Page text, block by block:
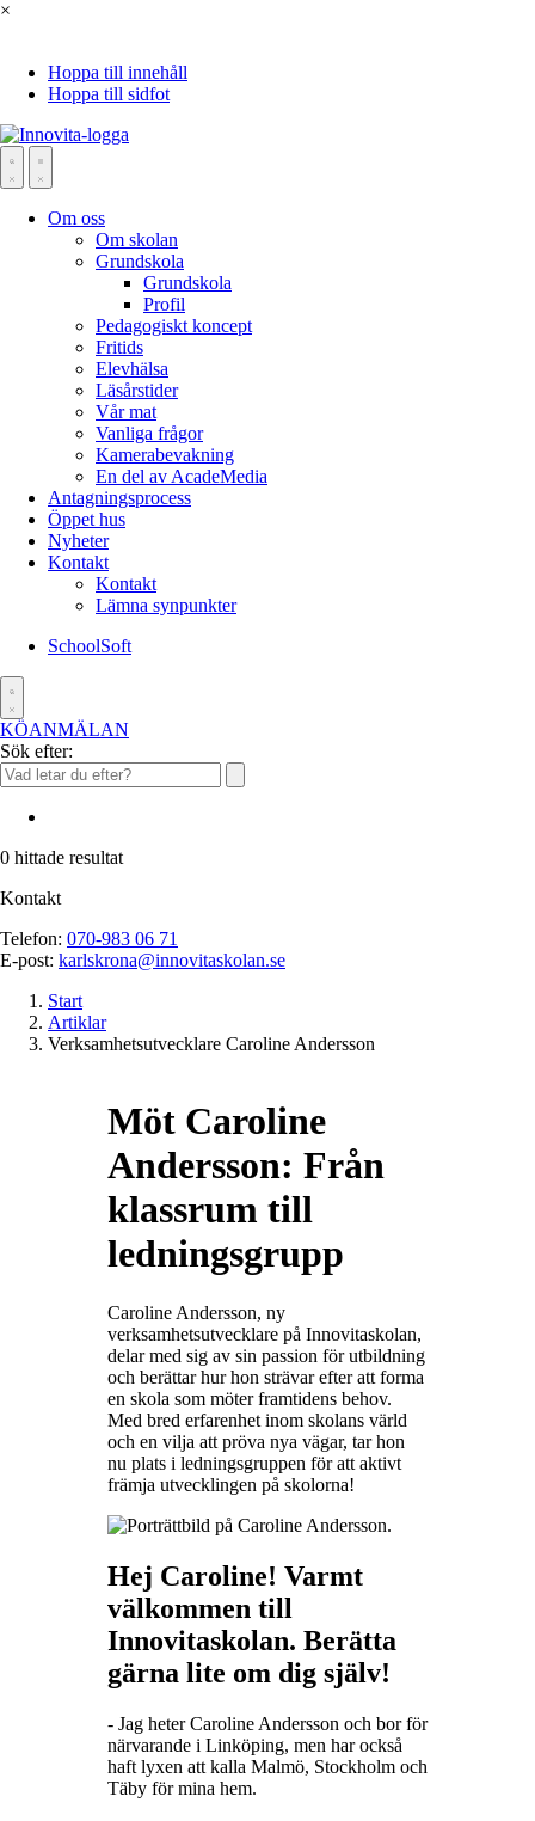
×
Hoppa till innehåll
Hoppa till sidfot
Om oss
Om skolan
Grundskola
Grundskola
Profil
Pedagogiskt koncept
Fritids
Elevhälsa
Läsårstider
Vår mat
Vanliga frågor
Kamerabevakning
En del av AcadeMedia
Antagningsprocess
Öppet hus
Nyheter
Kontakt
Kontakt
Lämna synpunkter
SchoolSoft
KÖANMÄLAN
Sök efter:
0 hittade resultat
Kontakt
Telefon: 070-983 06 71
E-post: karlskrona@innovitaskolan.se
Start
Artiklar
Verksamhetsutvecklare Caroline Andersson
Möt Caroline
Andersson: Från
klassrum till
ledningsgrupp
Caroline Andersson, ny
verksamhetsutvecklare på Innovitaskolan,
delar med sig av sin passion för utbildning
och berättar hur hon strävar efter att forma
en skola som möter framtidens behov.
Med bred erfarenhet inom skolans värld
och en vilja att pröva nya vägar, tar hon
nu plats i ledningsgruppen för att aktivt
främja utvecklingen på skolorna!
Hej Caroline! Varmt
välkommen till
Innovitaskolan. Berätta
gärna lite om dig själv!
- Jag heter Caroline Andersson och bor för
närvarande i Linköping, men har också
haft lyxen att kalla Malmö, Stockholm och
Täby för mina hem.